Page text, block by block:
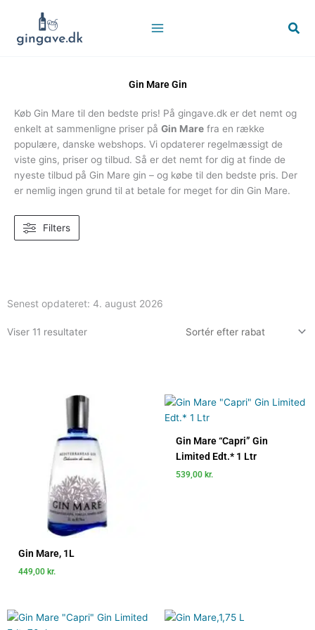
indholdet
Søg
Gin Mare Gin
Køb Gin Mare til den bedste pris! På gingave.dk er det nemt og
enkelt at sammenligne priser på Gin Mare fra en række
populære, danske webshops. Vi opdaterer regelmæssigt de
viste gins, priser og tilbud. Så er det nemt for dig at finde de
nyeste tilbud på Gin Mare gin – og købe til den bedste pris. Der
er nemlig ingen grund til at betale for meget for din Gin Mare.
Filters
Senest opdateret: 4. august 2026
Viser 11 resultater
Gin Mare, 1L
449,00 kr.
Gin Mare “Capri” Gin
Limited Edt.* 1 Ltr
539,00 kr.